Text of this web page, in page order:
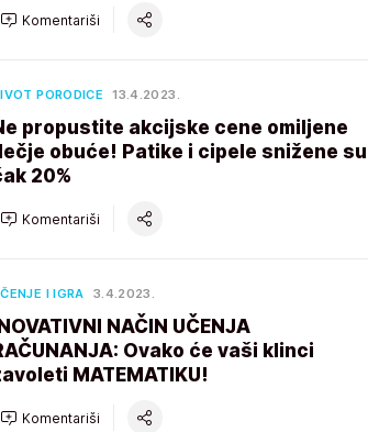
Komentariši
PORODICE 13.4.2023.
propustite akcijske cene omiljene
obuće! Patike i cipele snižene su
20%
Komentariši
I IGRA 3.4.2023.
NAČIN UČENJA
Ovako će vaši klinci
MATEMATIKU!
Komentariši